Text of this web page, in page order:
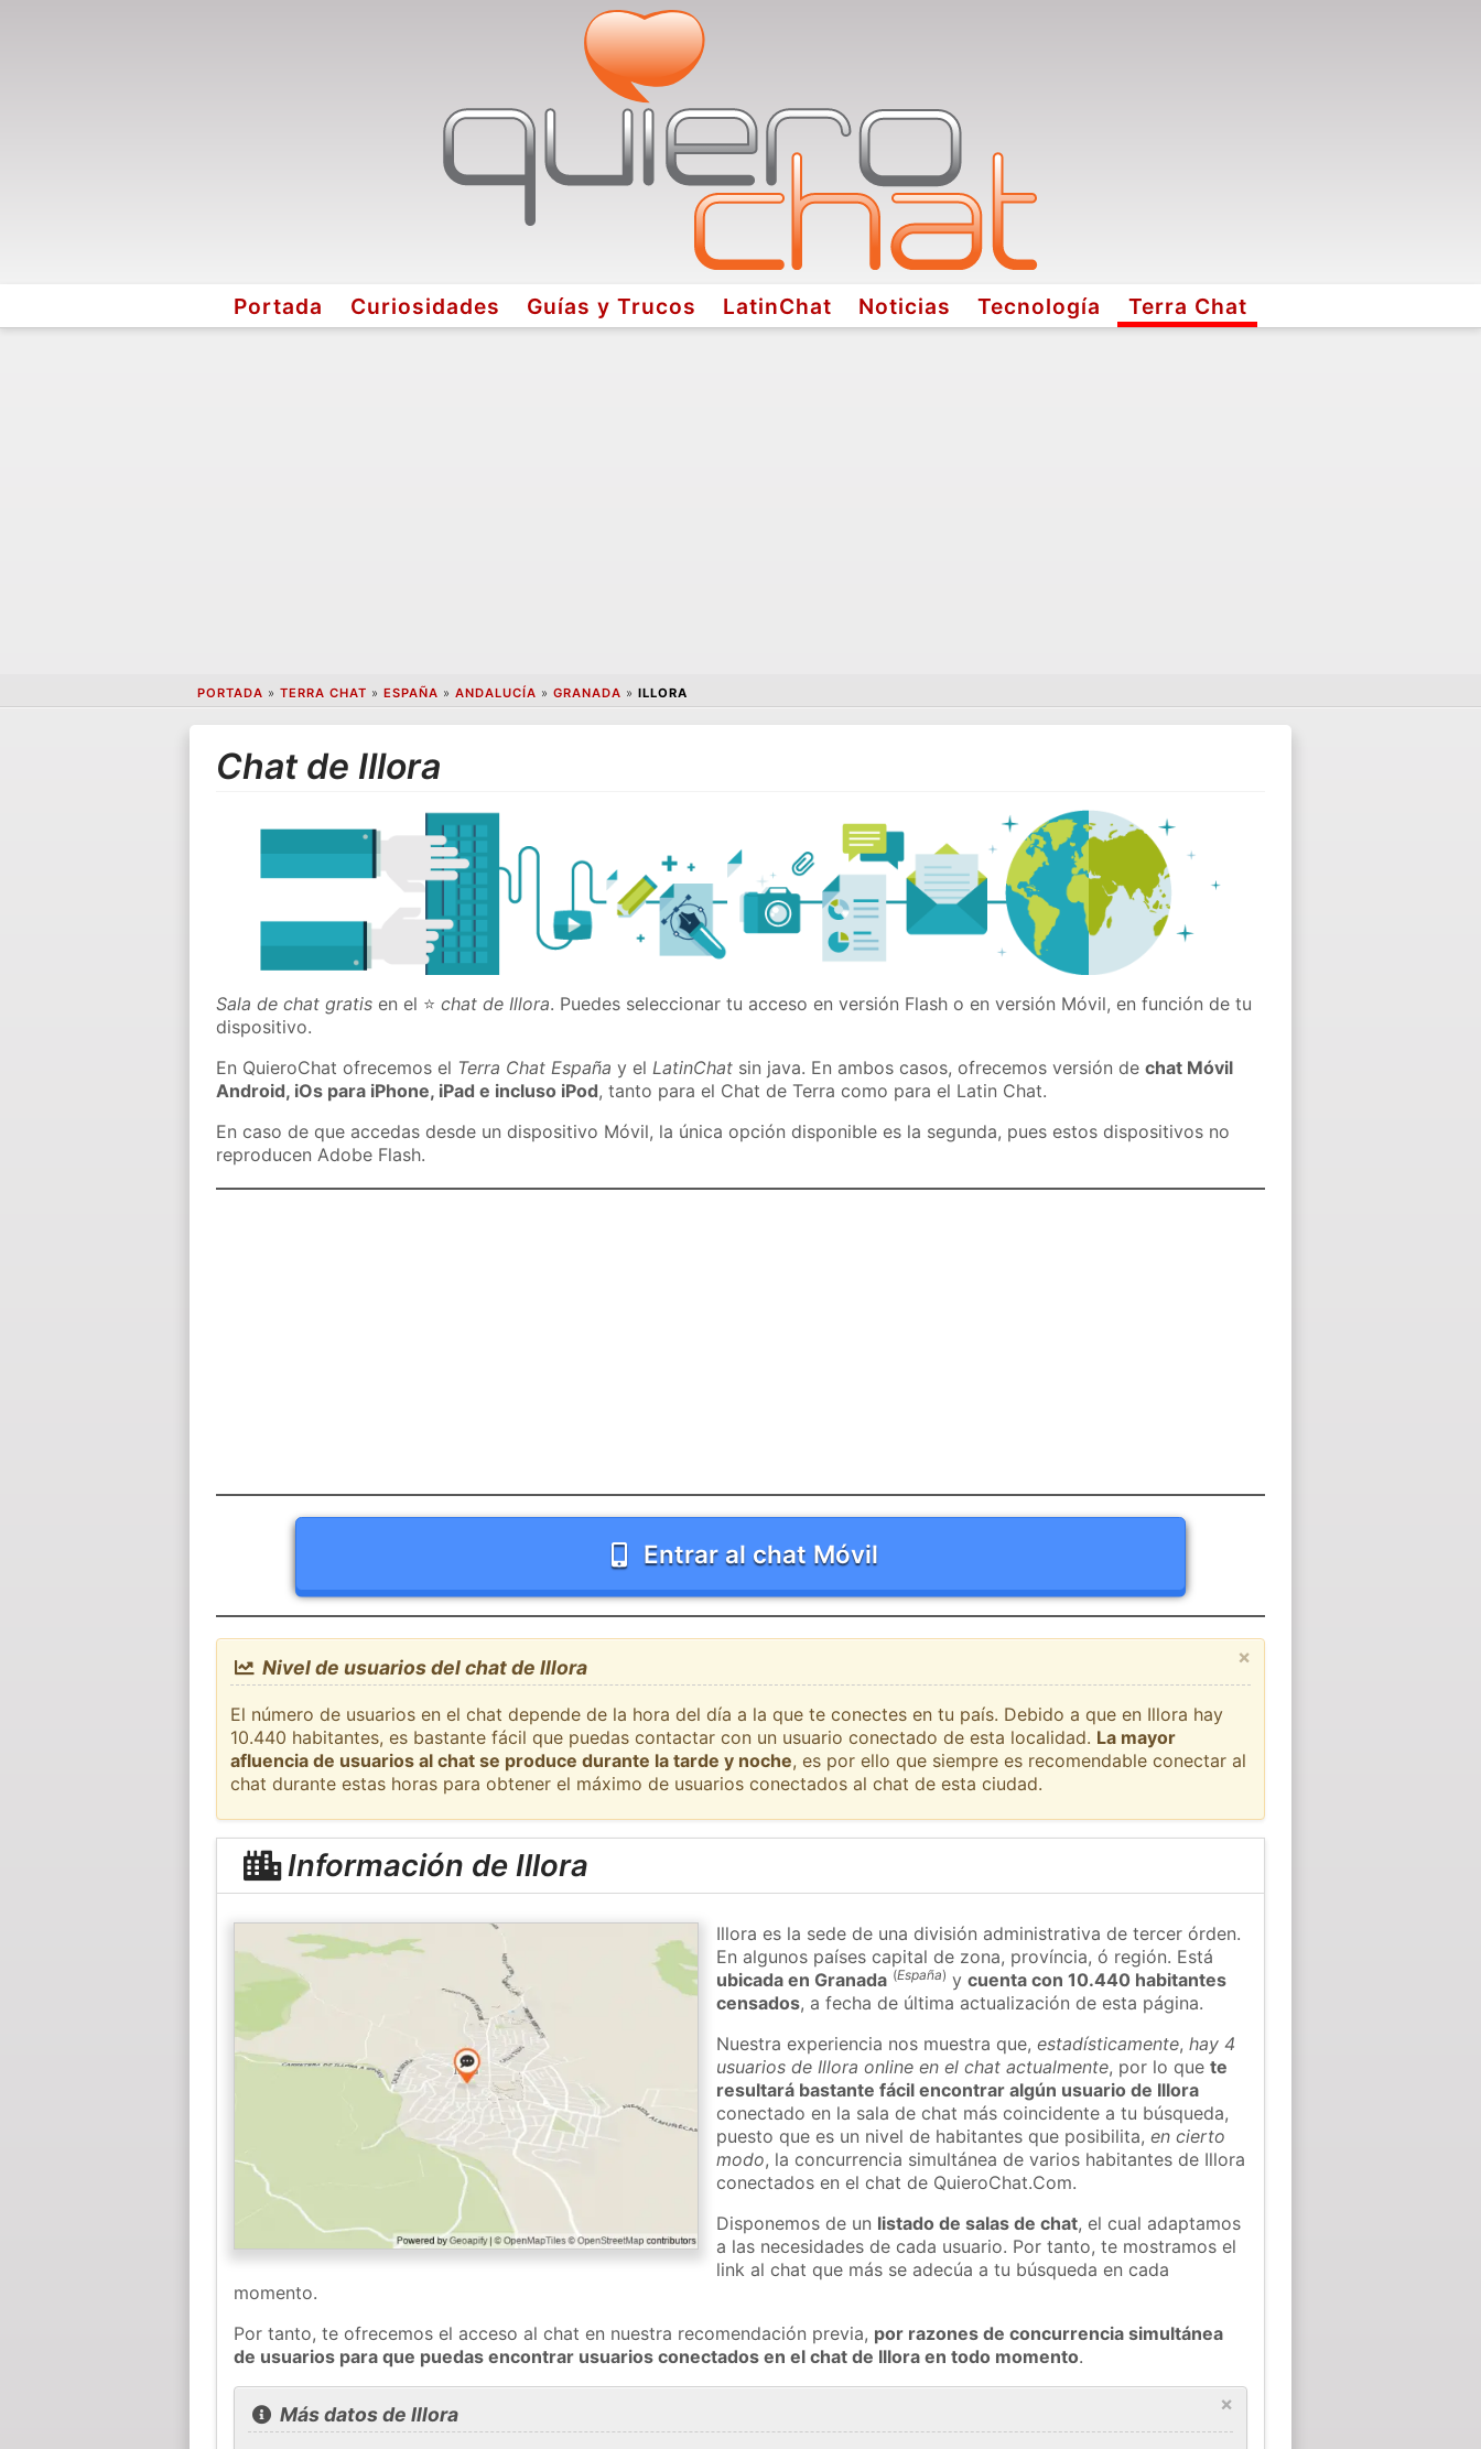
Portada Curiosidades Guías y Trucos LatinChat Noticias Tecnología Terra Chat
PORTADA » TERRA CHAT » ESPAÑA » ANDALUCÍA » GRANADA » ILLORA
Chat de Illora
Sala de chat gratis en el ⭐chat de Illora. Puedes seleccionar tu acceso en versión Flash o en versión Móvil, en función de tu
dispositivo.
En QuieroChat ofrecemos el Terra Chat España y elLatinChat sin java. En ambos casos, ofrecemos versión dechat Móvil
Android, iOs para iPhone, iPad e incluso iPod, tanto para el Chat de Terra como para el Latin Chat.
En caso de que accedas desde un dispositivo Móvil, la única opción disponible es la segunda, pues estos dispositivos no
reproducen Adobe Flash.
Entrar al chat Móvil
×
Nivel de usuarios del chat de Illora
El número de usuarios en el chat depende de la hora del día a la que te conectes en tu país. Debido a que en Illora hay
10.440 habitantes, es bastante fácil que puedas contactar con un usuario conectado de esta localidad. La mayor
afluencia de usuarios al chat se produce durante la tarde y noche, es por ello que siempre es recomendable conectar al
chat durante estas horas para obtener el máximo de usuarios conectados al chat de esta ciudad.
Información de Illora
Illora es la sede de una división administrativa de tercer órden.
En algunos países capital de zona, província, ó región. Está
ubicada en Granada (España) ycuenta con 10.440 habitantes
censados, a fecha de última actualización de esta página.
Nuestra experiencia nos muestra que,estadísticamente,hay 4
usuarios de Illora online en el chat actualmente, por lo quete
resultará bastante fácil encontrar algún usuario de Illora
conectado en la sala de chat más coincidente a tu búsqueda,
puesto que es un nivel de habitantes que posibilita,en cierto
modo, la concurrencia simultánea de varios habitantes de Illora
conectados en el chat de QuieroChat.Com.
Disponemos de un listado de salas de chat, el cual adaptamos
a las necesidades de cada usuario. Por tanto, te mostramos el
link al chat que más se adecúa a tu búsqueda en cada
momento.
Por tanto, te ofrecemos el acceso al chat en nuestra recomendación previa, por razones de concurrencia simultánea
de usuarios para que puedas encontrar usuarios conectados en el chat de Illora en todo momento.
×
Más datos de Illora